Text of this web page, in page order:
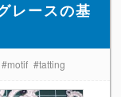
レースの基
#motif #tatting